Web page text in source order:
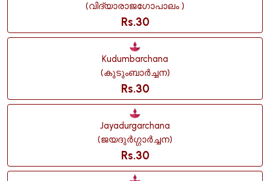
(വിദ്യാരാജഗോപാലം )
Rs.30
Kudumbarchana
(കുടുംബാർച്ചന)
Rs.30
Jayadurgarchana
(ജയദുർഗ്ഗാർച്ചന)
Rs.30